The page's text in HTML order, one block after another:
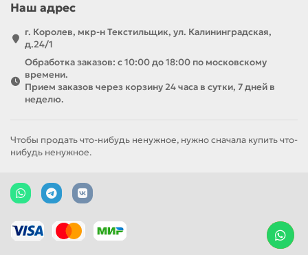
Наш адрес
г. Королев, мкр-н Текстильщик, ул. Калининградская,
д.24/1
Обработка заказов: с 10:00 до 18:00 по московскому
времени.
Прием заказов через корзину 24 часа в сутки, 7 дней в
неделю.
Чтобы продать что-нибудь ненужное, нужно сначала купить что-
нибудь ненужное.